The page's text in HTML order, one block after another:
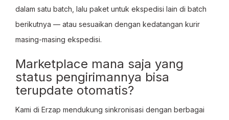
dalam satu batch, lalu paket untuk ekspedisi lain di batch
berikutnya — atau sesuaikan dengan kedatangan kurir
masing-masing ekspedisi.
Marketplace mana saja yang
status pengirimannya bisa
terupdate otomatis?
Kami di Erzap mendukung sinkronisasi dengan berbagai